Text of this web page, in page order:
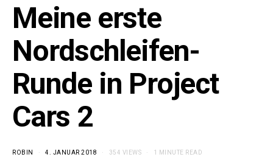
Meine erste
Nordschleifen-
Runde in Project
Cars 2
ROBIN 4. JANUAR 2018 354 VIEWS 1 MINUTE READ